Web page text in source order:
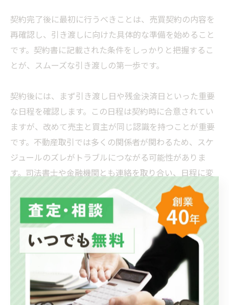
契約完了後に最初に行うべきことは、売買契約の内容を
再確認し、引き渡しに向けた具体的な準備を始めること
です。契約書に記載された条件をしっかりと把握するこ
とが、スムーズな引き渡しの第一歩です。
契約後には、まず引き渡し日や残金決済日といった重要
な日程を確認します。この日程は契約時に合意されてい
ますが、改めて売主と買主が同じ認識を持つことが重要
です。不動産取引では多くの関係者が関わるため、スケ
ジュールのズレがトラブルにつながる可能性がありま
す。司法書士や金融機関とも連絡を取り合い、日程に変
更が生じる場合には迅速に対応します。
買主は必要書類の準備を進めます。住宅ローンを利用す
る場合は、金融機関からの融資条件が満たされているか
を確認し、融資実行に必要な書類を揃えます。一方、売
主は権利証や固定資産税納付証明書などの書類を準備し
ます。これらの書類が揃っていないと手続きが遅れるた
め、事前にリストを作成して確認すると安心です。